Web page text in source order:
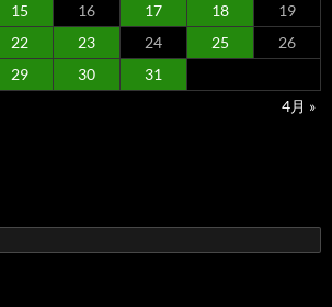
15 16 17 18
19
22 23 24 25
26
29 30
31
4月 »